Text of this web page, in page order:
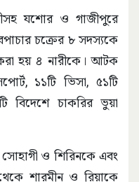
যশোর ও গাজীপুরে
চক্রের ৮ সদস্যকে
হয় ৪ নারীকে। আটক
১১টি ভিসা, ৫১টি
বিদেশে চাকরির ভুয়া
ও শিরিনকে এবং
শারমীন ও রিয়াকে